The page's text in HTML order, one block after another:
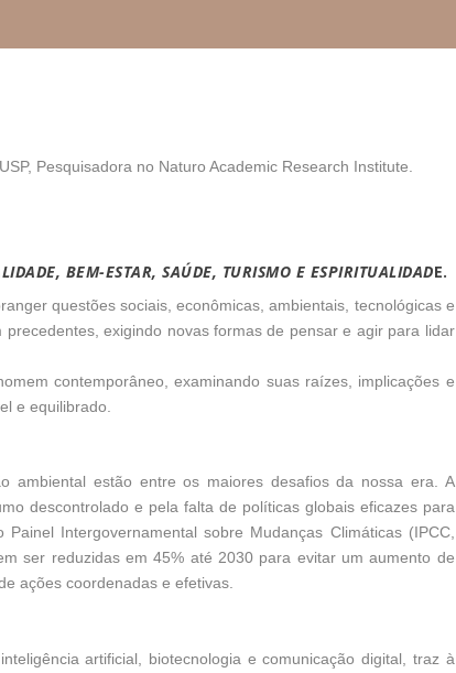
Pesquisadora no Naturo Academic Research Institute.
BEM-ESTAR, SAÚDE, TURISMO E ESPIRITUALIDADE.
questões sociais, econômicas, ambientais, tecnológicas e
exigindo novas formas de pensar e agir para lidar
contemporâneo, examinando suas raízes, implicações e
e equilibrado.
ambiental estão entre os maiores desafios da nossa era. A
descontrolado e pela falta de políticas globais eficazes para
Intergovernamental sobre Mudanças Climáticas (IPCC,
ser reduzidas em 45% até 2030 para evitar um aumento de
ações coordenadas e efetivas.
artificial, biotecnologia e comunicação digital, traz à